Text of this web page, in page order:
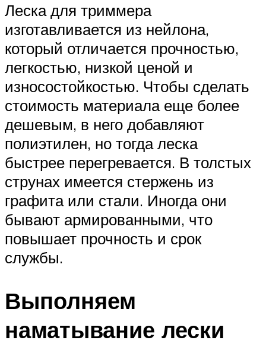
Леска для триммера
изготавливается из нейлона,
который отличается прочностью,
легкостью, низкой ценой и
износостойкостью. Чтобы сделать
стоимость материала еще более
дешевым, в него добавляют
полиэтилен, но тогда леска
быстрее перегревается. В толстых
струнах имеется стержень из
графита или стали. Иногда они
бывают армированными, что
повышает прочность и срок
службы.
Выполняем
наматывание лески